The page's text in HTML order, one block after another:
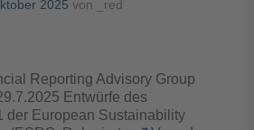
2025 von _red
Reporting Advisory Group
Entwürfe des
der European Sustainability